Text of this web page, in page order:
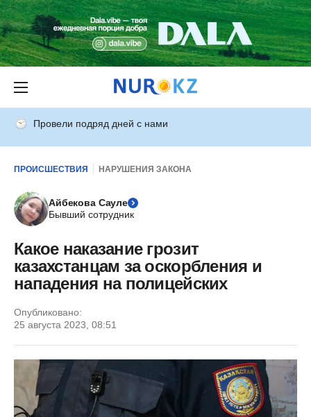
Провели подряд дней с нами
ПРОИСШЕСТВИЯ НАРУШЕНИЯ ЗАКОНА
Айбекова Сауле
Бывший сотрудник
Какое наказание грозит
казахстанцам за оскорбления и
нападения на полицейских
Опубликовано:
25 августа 2023, 08:51